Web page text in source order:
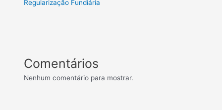
Regularização Fundiária
Comentários
Nenhum comentário para mostrar.